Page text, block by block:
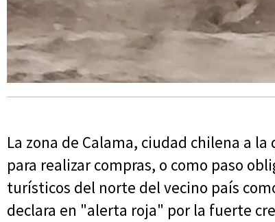
La zona de Calama, ciudad chilena a
para realizar compras, o como paso
turísticos del norte del vecino país
declara en "alerta roja" por la fuerte